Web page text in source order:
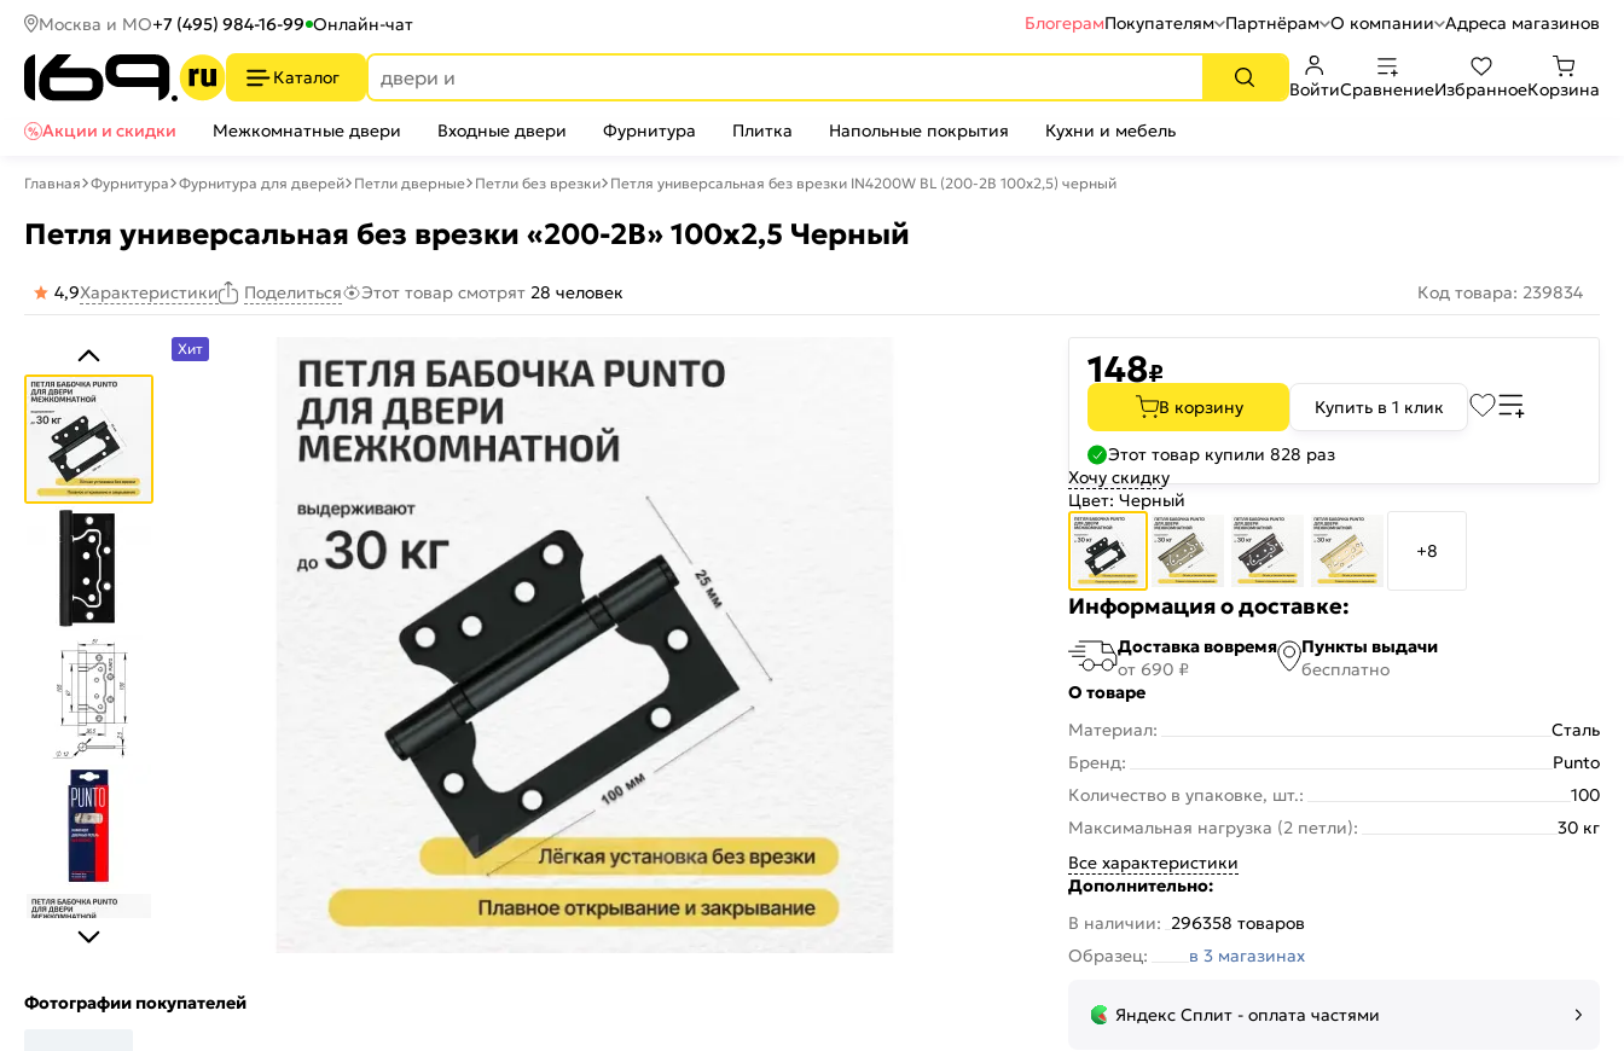
Москва и МО+7 (495) 984-16-99 Онлайн-чат БлогерамПокупателям Партнёрам О компании Адреса магазинов
Каталог
ВойтиСравнениеИзбранноеКорзина
Акции и скидки
Межкомнатные двери Входные двери Фурнитура Плитка Напольные покрытия Кухни и мебель
Главная Фурнитура Фурнитура для дверей Петли дверные Петли без врезки Петля универсальная без врезки IN4200W BL (200-2B 100x2,5) черный
Петля универсальная без врезки «200-2B» 100x2,5 Черный
4,9Характеристики Поделиться Этот товар смотрят 28 человек Код товара: 239834
Хит
Фотографии покупателей
148₽
В корзину Купить в 1 клик
Этот товар купили 828 раз
Хочу скидку
Цвет: Черный
+8
Информация о доставке:
Доставка вовремя
от 690 ₽
Пункты выдачи
бесплатно
О товаре
Материал:
Сталь
Бренд:
Punto
Количество в упаковке, шт.:
100
Максимальная нагрузка (2 петли):
30 кг
Все характеристики
Дополнительно:
В наличии: 296358 товаров
Образец:
в 3 магазинах
Яндекс Сплит - оплата частями